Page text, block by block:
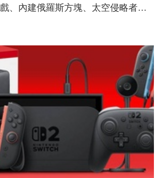
戲、內建俄羅斯方塊、太空侵略者，